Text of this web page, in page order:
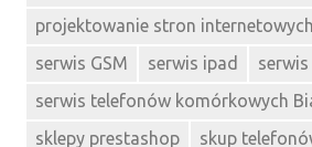
projektowanie stron
serwis GSM
serwis ipad
serwis telefonów komórkowych
sklepy prestashop
skup